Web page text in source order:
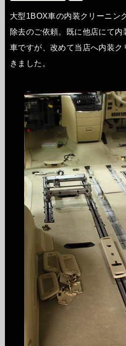
大型1BOX車の内装クリーニ
除去のご依頼。既に他店にて内
車ですが、改めて当店へ内装ク
きました。